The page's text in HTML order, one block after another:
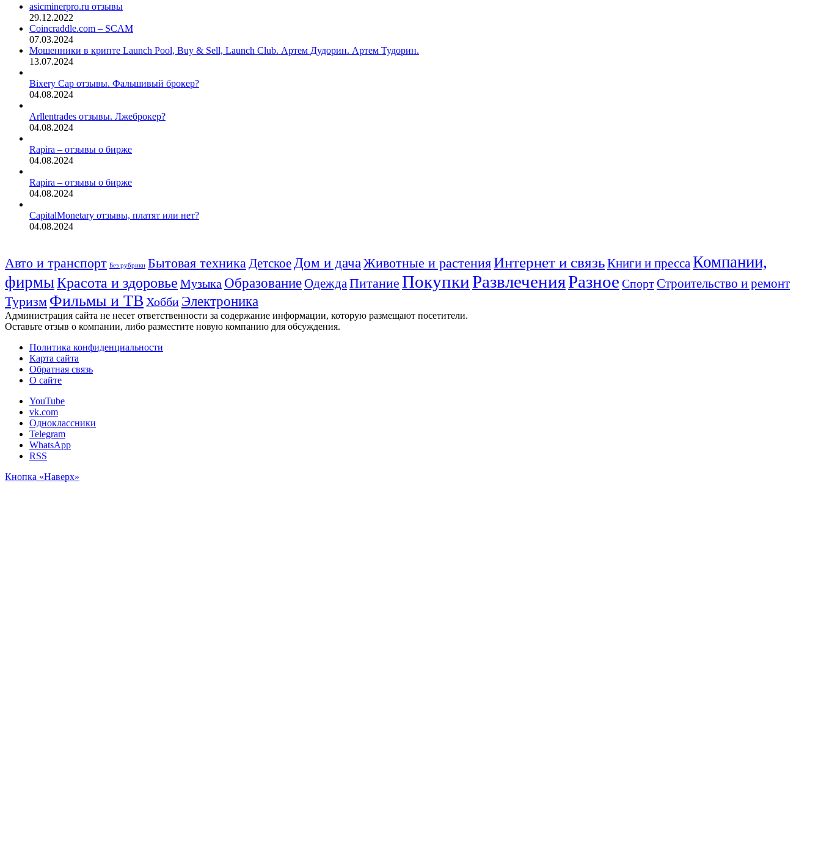
asicminerpro.ru отзывы
29.12.2022
Coincraddle.com – SCAM
07.03.2024
Мошенники в крипте Launch Pool, Buy & Sell, Launch Club. Артем Дудорин. Артем Тудорин.
13.07.2024
Bixery Cap отзывы. Фальшивый брокер?
04.08.2024
Arllentrades отзывы. Лжеброкер?
04.08.2024
Rapira – отзывы о бирже
04.08.2024
Rapira – отзывы о бирже
04.08.2024
CapitalMonetary отзывы, платят или нет?
04.08.2024
Авто и транспорт Без рубрики Бытовая техника Детское Дом и дача Животные и растенияИнтернет и связьКниги и пресса Компании,
фирмыКрасота и здоровье Музыка ОбразованиеОдежда Питание ПокупкиРазвлеченияРазное СпортСтроительство и ремонт
Туризм Фильмы и ТВ Хобби Электроника
Администрация сайта не несет ответственности за содержание информации, которую размещают посетители.
Оставьте отзыв о компании, либо разместите новую компанию для обсуждения.
Политика конфиденциальности
Карта сайта
Обратная связь
О сайте
YouTube
vk.com
Одноклассники
Telegram
WhatsApp
RSS
Кнопка «Наверх»